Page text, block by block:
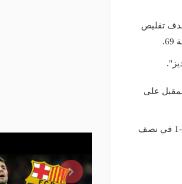
تقليص
على
وكانت إسبانيا تأهلت إلى المباراة النهائية بعد فوزها على المنتخب الإيطالي بنتيجة 2-1 في نصف